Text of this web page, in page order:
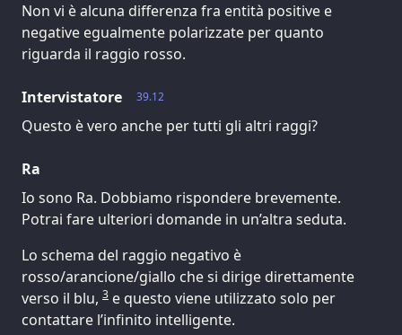
Non vi è alcuna differenza fra entità positive e
negative egualmente polarizzate per quanto
riguarda il raggio rosso.
39.12
Intervistatore
Questo è vero anche per tutti gli altri raggi?
Ra
Io sono Ra. Dobbiamo rispondere brevemente.
Potrai fare ulteriori domande in un’altra seduta.
Lo schema del raggio negativo è
rosso/arancione/giallo che si dirige direttamente
verso il blu, 3 e questo viene utilizzato solo per
contattare l’infinito intelligente.